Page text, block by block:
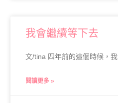
我會繼續等下去
文/tina 四年前的這個時候，
閱讀更多 »